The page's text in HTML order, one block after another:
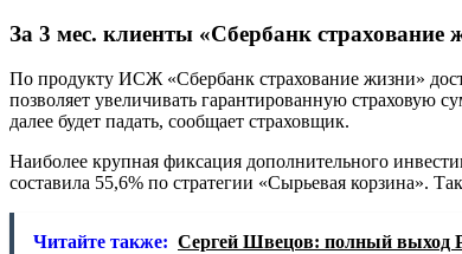
За 3 мес. клиенты «Сбербанк страхование
По продукту ИСЖ «Сбербанк страхование жизни»
позволяет увеличивать гарантированную страховую
далее будет падать, сообщает страховщик.
Наиболее крупная фиксация дополнительного
составила 55,6% по стратегии «Сырьевая корзина».
Читайте также: Сергей Швецов: полный выход